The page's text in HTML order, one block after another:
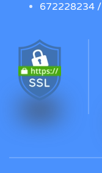
672228234 /